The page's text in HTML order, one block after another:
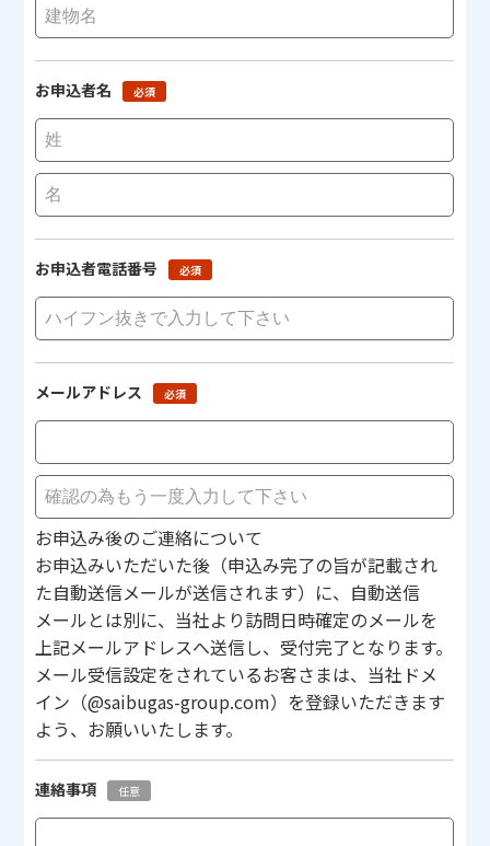
お申込者名 必須
お申込者電話番号 必須
メールアドレス 必須
お申込み後のご連絡について
お申込みいただいた後（申込み完了の旨が記載され
た自動送信メールが送信されます）に、自動送信
メールとは別に、当社より訪問日時確定のメールを
上記メールアドレスへ送信し、受付完了となります。
メール受信設定をされているお客さまは、当社ドメ
イン（@saibugas-group.com）を登録いただきます
よう、お願いいたします。
連絡事項 任意